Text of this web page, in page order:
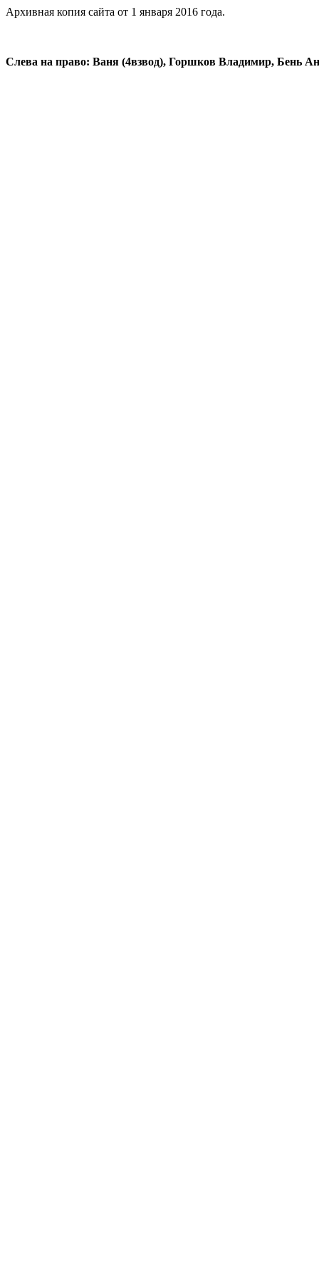
Архивная копия сайта от 1 января 2016 года.
Слева на право: Ваня (4взвод), Горшков Владимир, Бень